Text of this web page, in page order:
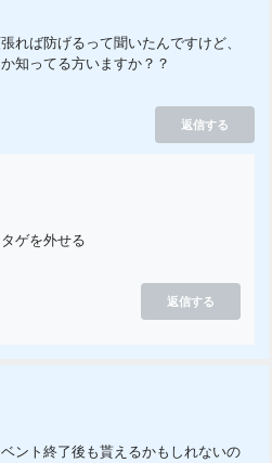
れば防げるって聞いたんですけど、
知ってる方いますか？？
返信する
ゲを外せる
返信する
ント終了後も貰えるかもしれないの